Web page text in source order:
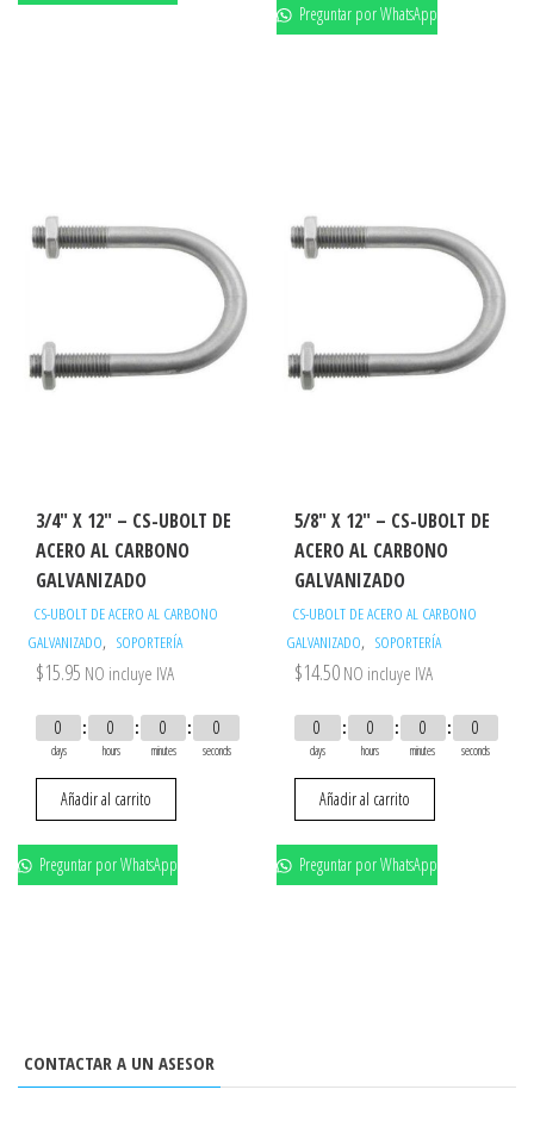
Preguntar por WhatsApp
3/4″ X 12″ – CS-UBOLT DE
ACERO AL CARBONO
GALVANIZADO
CS-UBOLT DE ACERO AL CARBONO
GALVANIZADO, SOPORTERÍA
$15.95 NO incluye IVA
0
days
0
hours
0
minutes
0
seconds
Añadir al carrito
Preguntar por WhatsApp
5/8″ X 12″ – CS-UBOLT DE
ACERO AL CARBONO
GALVANIZADO
CS-UBOLT DE ACERO AL CARBONO
GALVANIZADO, SOPORTERÍA
$14.50 NO incluye IVA
0
days
0
hours
0
minutes
0
seconds
Añadir al carrito
Preguntar por WhatsApp
CONTACTAR A UN ASESOR